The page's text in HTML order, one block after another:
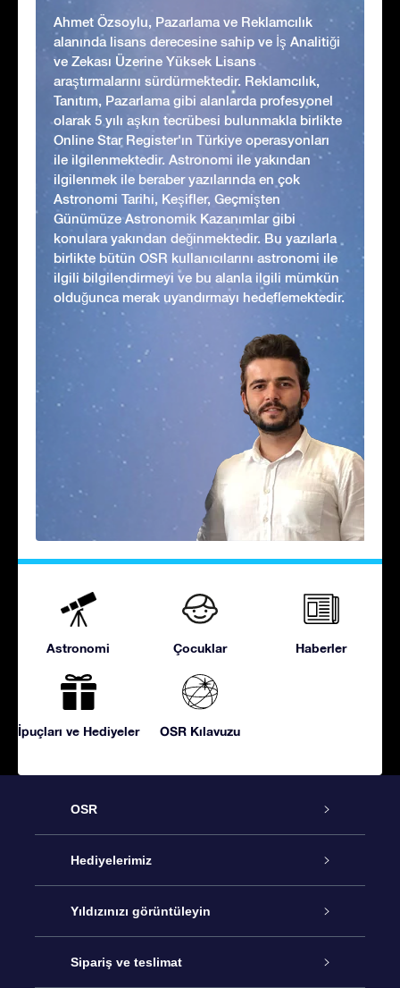
Ahmet Özsoylu, Pazarlama ve Reklamcılık
alanında lisans derecesine sahip ve İş Analitiği
ve Zekası Üzerine Yüksek Lisans
araştırmalarını sürdürmektedir. Reklamcılık,
Tanıtım, Pazarlama gibi alanlarda profesyonel
olarak 5 yılı aşkın tecrübesi bulunmakla birlikte
Online Star Register'ın Türkiye operasyonları
ile ilgilenmektedir. Astronomi ile yakından
ilgilenmek ile beraber yazılarında en çok
Astronomi Tarihi, Keşifler, Geçmişten
Günümüze Astronomik Kazanımlar gibi
konulara yakından değinmektedir. Bu yazılarla
birlikte bütün OSR kullanıcılarını astronomi ile
ilgili bilgilendirmeyi ve bu alanla ilgili mümkün
olduğunca merak uyandırmayı hedeflemektedir.
Astronomi Çocuklar Haberler
İpuçları ve Hediyeler OSR Kılavuzu
OSR
Hizmet
İletişim
Blogu
Hediyelerimiz
Çevrimiçi Yıldız Hediyesi
OSR Hediye Paketi
Yıldızınızı görüntüleyin
Star Register
Sipariş ve teslimat